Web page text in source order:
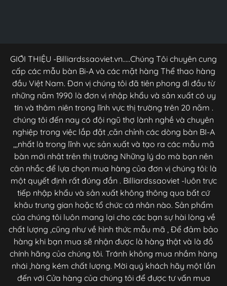
GIỚI THIỆU -Billiardssaoviet.vn.....Chúng Tôi chuyên cung
cấp các mẫu bàn Bi-A và các mặt hàng Thể thao hàng
đầu Việt Nam. Đơn vị chúng tôi đã tiên phong đi đầu từ
những năm 1990 là đơn vị nhập khẩu và sản xuất có uy
tín và thâm niên trong lĩnh vực thị trường trên 20 năm .
chúng tôi đến nay có đội ngũ thợ lành nghề và chuyên
nghiệp trong việc lắp đặt ,căn chỉnh các dòng bàn BI-A
,,,nhất là trong lĩnh vực sản xuất và tạo ra các mẫu mã
bàn mới nhât trên thị trường Những lý do mà bạn nên
cân nhắc để lựa chọn mua hàng của đơn vị chúng tôi: là
một quyết định rất đúng đắn . Billiardssaoviet -luôn trực
tiếp nhập khẩu và sản xuất không thông qua bất cứ
khâu trung gian hoặc tổ chức cá nhân nào. Sản phẩm
của chúng tôi luôn mang lại cho các bạn sự hài lòng về
chất lượng ,cũng như về hình thức mẫu mã , Để đảm bảo
hàng khi bạn mua sẽ nhận được là hàng thật và là đồ
chính hãng của chúng tôi. Tránh không mua nhầm hàng
nhái ,hàng kém chất lượng. Mời quý khách hãy một lần
đến với Cửa hàng của chúng tôi để được tư vấn mua